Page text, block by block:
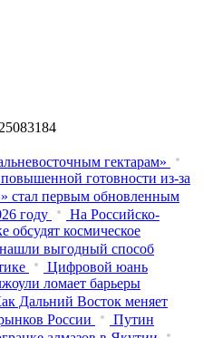
гектарам»
готовности из‑за
стал первым обновленным
году
На Российско-
обсудят космическое
выгодный способ
Цифровой юань
ломает барьеры
Дальний Восток меняет
России
Путин